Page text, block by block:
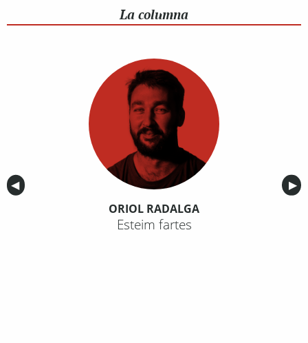
La columna
Anterior
◀︎ ▶︎
ORIOL RADALGA
Esteim fartes